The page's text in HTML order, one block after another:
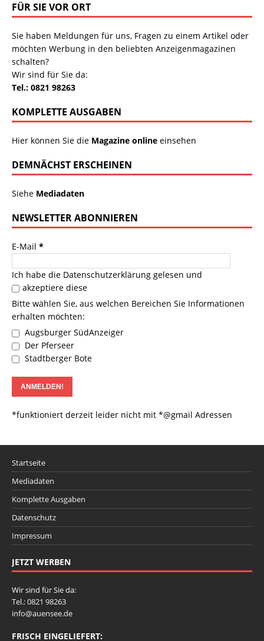
FÜR SIE VOR ORT
Sie haben Meldungen für uns, Fragen zu einem Artikel oder
möchten Werbung in den beliebten Anzeigenmagazinen
schalten?
Wir sind für Sie da:
Tel.: 0821 98263
KOMPLETTE AUSGABEN
Hier können Sie die Magazine online einsehen
DEMNÄCHST ERSCHEINEN
Siehe Mediadaten
NEWSLETTER ABONNIEREN
E-Mail *
Ich habe die Datenschutzerklärung gelesen und
akzeptiere diese
Bitte wählen Sie, aus welchen Bereichen Sie Informationen
erhalten möchten:
Augsburger SüdAnzeiger
Der Pferseer
Stadtberger Bote
*funktioniert derzeit leider nicht mit *@gmail Adressen
Startseite
Mediadaten
Komplette Ausgaben
Datenschutz
Impressum
JETZT WERBEN
Wir sind für Sie da:
Tel.: 0821 98263
info@auensee.de
FRISCH EINGELIEFERT: